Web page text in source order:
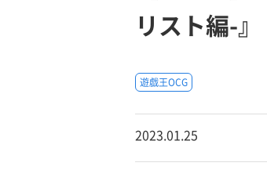
リスト編-』
遊戯王OCG
2023.01.25